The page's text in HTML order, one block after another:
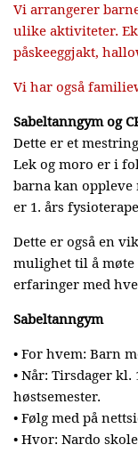
Vi arrangerer
ulike aktiviteter.
påskeeggjakt,
Vi har også
Sabeltanngym og
Dette er et
Lek og moro er i
barna kan
er 1. års
Dette er også en
mulighet til å møte
erfaringer med
Sabeltanngym
• For hvem: Barn
• Når: Tirsdager kl.
høstsemester.
• Følg med på
• Hvor: Nardo